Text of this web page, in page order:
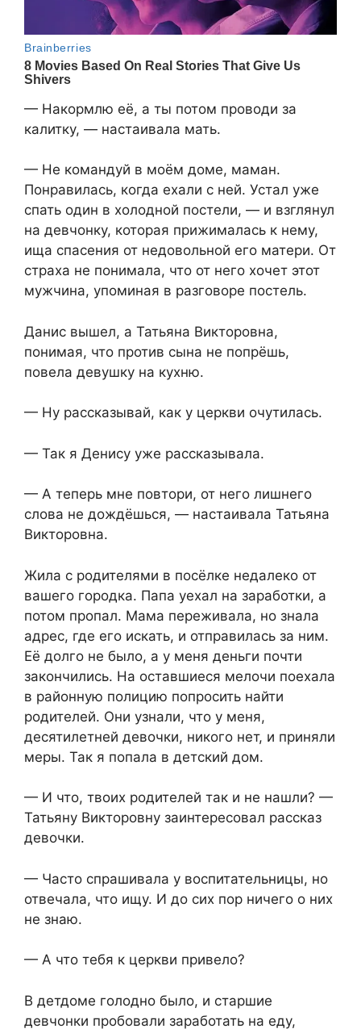
— Накормлю её, а ты потом проводи за
калитку, — настаивала мать.
— Не командуй в моём доме, маман.
Понравилась, когда ехали с ней. Устал уже
спать один в холодной постели, — и взглянул
на девчонку, которая прижималась к нему,
ища спасения от недовольной его матери. От
страха не понимала, что от него хочет этот
мужчина, упоминая в разговоре постель.
Данис вышел, а Татьяна Викторовна,
понимая, что против сына не попрёшь,
повела девушку на кухню.
— Ну рассказывай, как у церкви очутилась.
— Так я Денису уже рассказывала.
— А теперь мне повтори, от него лишнего
слова не дождёшься, — настаивала Татьяна
Викторовна.
Жила с родителями в посёлке недалеко от
вашего городка. Папа уехал на заработки, а
потом пропал. Мама переживала, но знала
адрес, где его искать, и отправилась за ним.
Её долго не было, а у меня деньги почти
закончились. На оставшиеся мелочи поехала
в районную полицию попросить найти
родителей. Они узнали, что у меня,
десятилетней девочки, никого нет, и приняли
меры. Так я попала в детский дом.
— И что, твоих родителей так и не нашли? —
Татьяну Викторовну заинтересовал рассказ
девочки.
— Часто спрашивала у воспитательницы, но
отвечала, что ищу. И до сих пор ничего о них
не знаю.
— А что тебя к церкви привело?
В детдоме голодно было, и старшие
девчонки пробовали заработать на еду,